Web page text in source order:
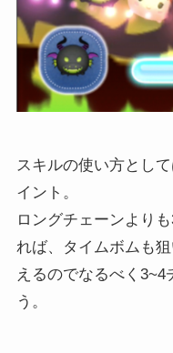
スキルの使い方とし
イント。
ロングチェーンより
れば、タイムボムも
えるのでなるべく3~4
う。